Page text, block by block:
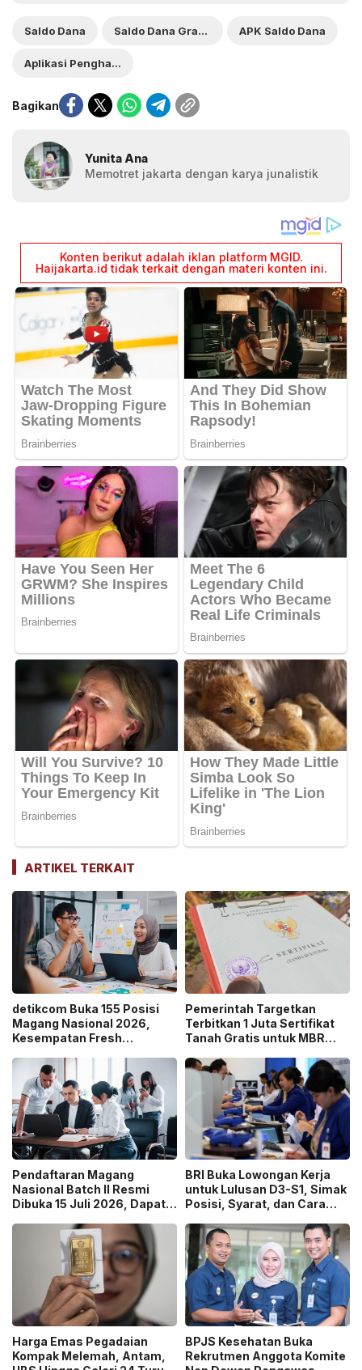
Saldo Dana Saldo Dana Gratis APK Saldo Dana
Aplikasi Penghasil Uang
Bagikan
Yunita Ana
Memotret jakarta dengan karya junalistik
ARTIKEL TERKAIT
detikcom Buka 155 Posisi
Magang Nasional 2026,
Kesempatan Fresh
Media Digital!
Pemerintah Targetkan
Terbitkan 1 Juta Sertifikat
Tanah Gratis untuk MBR
Pendaftaran Magang
Nasional Batch II Resmi
Dibuka 15 Juli 2026, Dapat
BRI Buka Lowongan Kerja
untuk Lulusan D3-S1, Simak
Posisi, Syarat, dan Cara
Harga Emas Pegadaian
Kompak Melemah, Antam,
BPJS Kesehatan Buka
Rekrutmen Anggota Komite